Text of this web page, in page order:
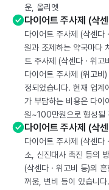
운, 올리엣
다이어트 주사제 (삭
다이어트 주사제 (삭센다
원과 조제하는 약국마다
트 주사제 (삭센다 · 위
다이어트 주사제 (위고
정되었습니다. 현재 업계
가 부담하는 비용은 다이
원~100만원으로 형성될
다이어트 주사제 (삭
다이어트 주사제 (삭센다
소, 신진대사 촉진 등의
(삭센다 · 위고비 등)의
꺼움, 변비 등이 있습니